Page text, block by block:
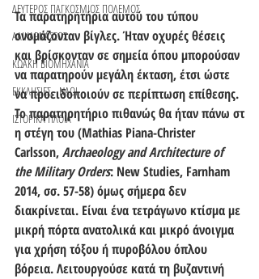
ΔΕΥΤΕΡΟΣ ΠΑΓΚΟΣΜΙΟΣ ΠΟΛΕΜΟΣ
ΑΛΙΚΑΡΝΑΣΣΟΣ
ΚΩΑΚΗ ΒΙΟΜΗΧΑΝΙΑ
ΕΚΚΛΗΣΙΕΣ - ΝΑΟΙ
ΙΣΤΟΡΙΚΑ ΠΛΟΙΑ
Τα παρατηρητήρια αυτού του τύπου
ονομάζονταν βίγλες. Ήταν οχυρές θέσεις
και βρίσκονταν σε σημεία όπου μπορούσαν
να παρατηρούν μεγάλη έκταση, έτσι ώστε
να προειδοποιούν σε περίπτωση επίθεσης.
Το παρατηρητήριο πιθανώς θα ήταν πάνω στ
η στέγη του (Mathias Piana-Christer
Carlsson, Archaeology and Architecture of
the Military Orders: New Studies, Farnham
2014, σσ. 57-58) όμως σήμερα δεν
διακρίνεται. Είναι ένα τετράγωνο κτίσμα με
μικρή πόρτα ανατολικά και μικρό άνοιγμα
για χρήση τόξου ή πυροβόλου όπλου
βόρεια. Λειτουργούσε κατά τη βυζαντινή